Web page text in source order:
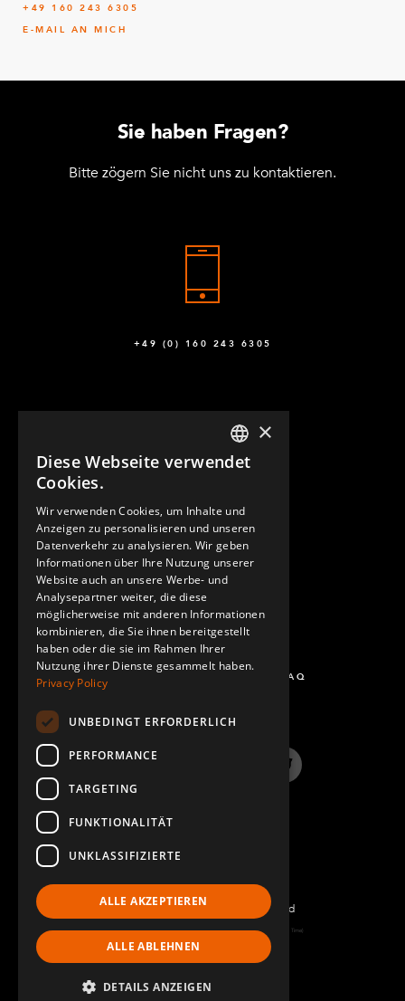
+49 160 243 6305
E-MAIL AN MICH
Sie haben Fragen?
Bitte zögern Sie nicht uns zu kontaktieren.
+49 (0) 160 243 6305
KONTAKT
FRAGEN UND ANTWORTEN - FAQ
InstagramTwitter
©2022 FlexQube – All rights reserved
Page generated: Thu Aug 06 2026 06:51:04 GMT+0000 (Coordinated Universal Time)
Impressum
ENGLISH
×
Diese Webseite verwendet
Cookies.
Wir verwenden Cookies, um Inhalte und
Anzeigen zu personalisieren und unseren
Datenverkehr zu analysieren. Wir geben
Informationen über Ihre Nutzung unserer
Website auch an unsere Werbe- und
Analysepartner weiter, die diese
möglicherweise mit anderen Informationen
kombinieren, die Sie ihnen bereitgestellt
haben oder die sie im Rahmen Ihrer
Nutzung ihrer Dienste gesammelt haben.
Privacy Policy
UNBEDINGT ERFORDERLICH
PERFORMANCE
TARGETING
FUNKTIONALITÄT
UNKLASSIFIZIERTE
ALLE AKZEPTIEREN
ALLE ABLEHNEN
DETAILS ANZEIGEN